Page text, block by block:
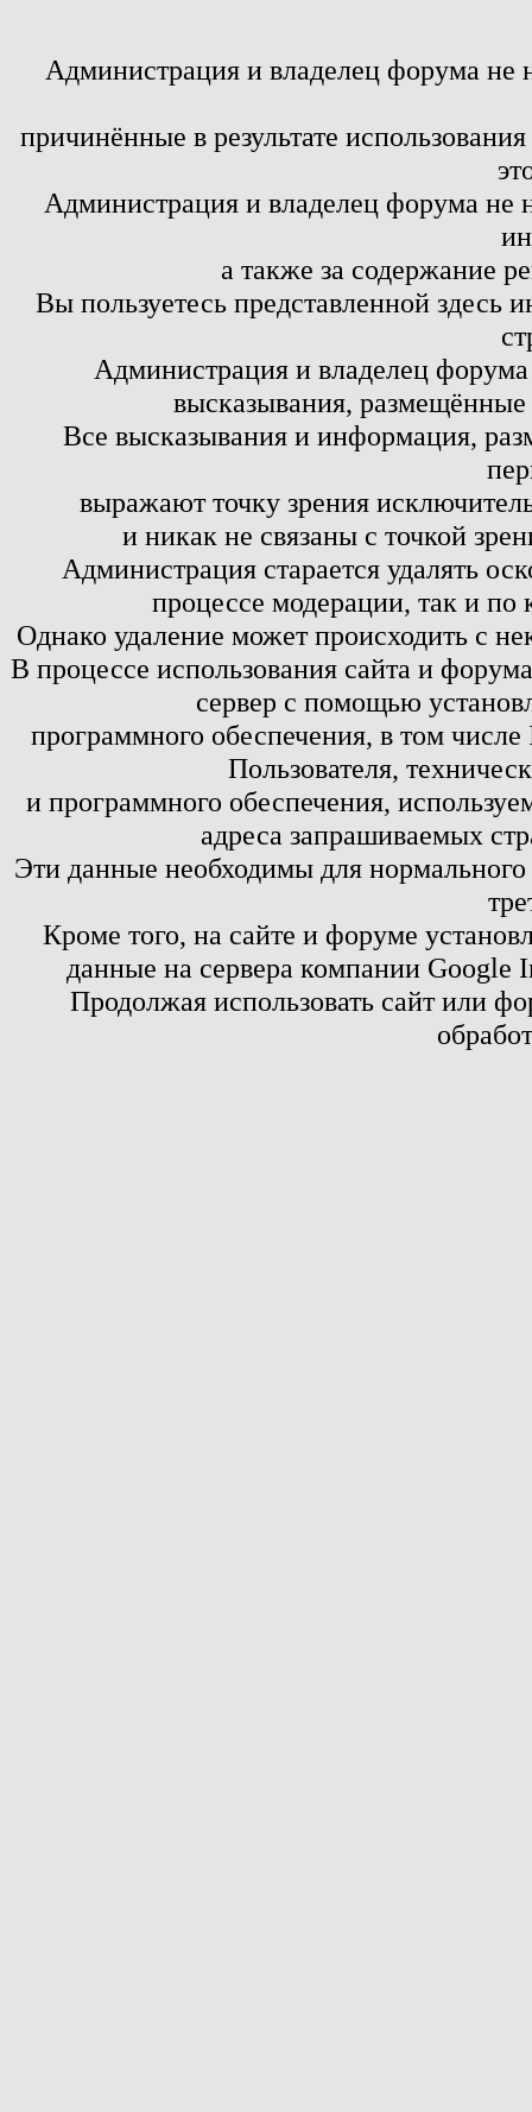
Администрация и владелец форума не
причинённые в результате
Администрация и владелец форума не
а также за содержание
Вы пользуетесь представленной здесь
Администрация и владелец
высказывания,
Все высказывания и информация,
выражают точку зрения
и никак не связаны с точкой
Администрация старается удалять
процессе модерации, так и по
Однако удаление может происходить с
В процессе использования сайта и
сервер с помощью
программного обеспечения, в том
Пользователя,
и программного обеспечения,
адреса запрашиваемых
Эти данные необходимы для
Кроме того, на сайте и форуме
данные на сервера компании
Продолжая использовать сайт или